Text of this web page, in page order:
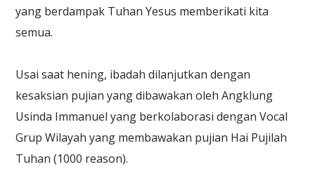
yang berdampak Tuhan Yesus memberikati kita
semua.
Usai saat hening, ibadah dilanjutkan dengan
kesaksian pujian yang dibawakan oleh Angklung
Usinda Immanuel yang berkolaborasi dengan Vocal
Grup Wilayah yang membawakan pujian Hai Pujilah
Tuhan (1000 reason).